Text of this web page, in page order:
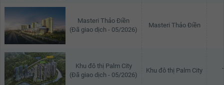
Masteri Thảo Điền
(Đã giao dịch - 05/2026)
Masteri Thảo Điền
Khu đô thị Palm City
(Đã giao dịch - 05/2026)
Khu đô thị Palm City